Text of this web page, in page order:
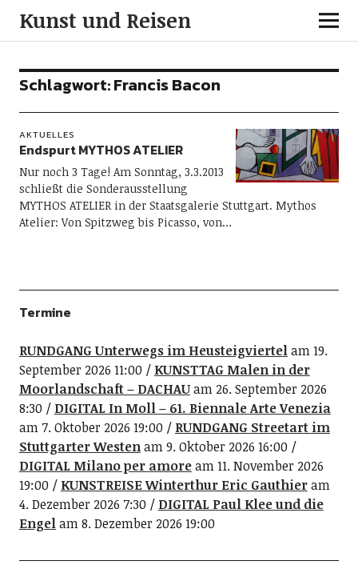
Kunst und Reisen
Schlagwort:Francis Bacon
AKTUELLES
Endspurt MYTHOS ATELIER
Nur noch 3 Tage! Am Sonntag, 3.3.2013
schließt die Sonderausstellung
MYTHOS ATELIER in der Staatsgalerie Stuttgart. Mythos
Atelier: Von Spitzweg bis Picasso, von…
Termine
RUNDGANG Unterwegs im Heusteigviertelam 19.
September 2026 11:00
KUNSTTAG Malen in der
Moorlandschaft – DACHAUam 26. September 2026
8:30
DIGITAL In Moll – 61. Biennale Arte Venezia
am 7. Oktober 2026 19:00
RUNDGANG Streetart im
Stuttgarter Westenam 9. Oktober 2026 16:00
DIGITAL Milano per amoream 11. November 2026
19:00
KUNSTREISE Winterthur Eric Gauthieram
4. Dezember 2026 7:30
DIGITAL Paul Klee und die
Engelam 8. Dezember 2026 19:00